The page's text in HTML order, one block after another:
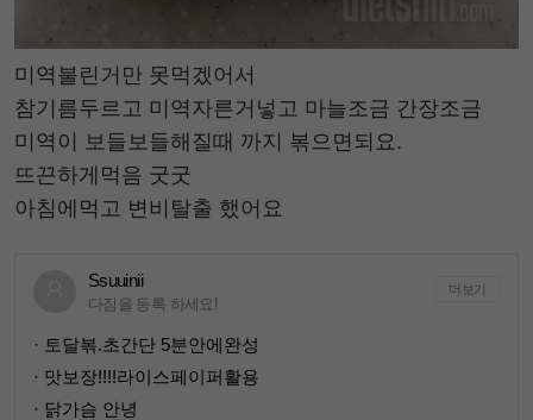
미역불린거만 못먹겠어서
참기름두르고 미역자른거넣고 마늘조금 간장조금
미역이 보들보들해질때 까지 볶으면되요.
뜨끈하게먹음 굿굿
아침에먹고 변비탈출 했어요
Ssuuinii
다짐을 등록 하세요!
더보기
· 토달볶.초간단 5분안에완성
· 맛보장!!!!라이스페이퍼활용
· 닭가슴 안녕